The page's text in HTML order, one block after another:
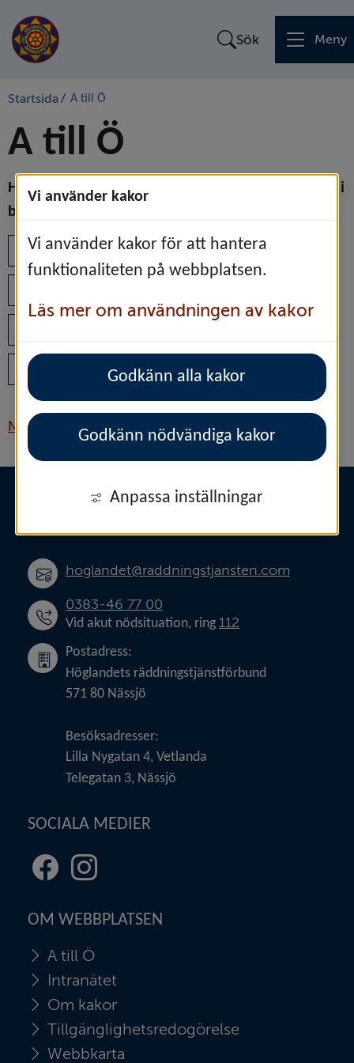
Vi använder kakor
Vi använder kakor för att hantera
funktionaliteten på webbplatsen.
Läs mer om användningen av kakor
Godkänn alla kakor
Godkänn nödvändiga kakor
Anpassa inställningar
Sök Meny
Startsida/ A till Ö
A till Ö
Här hittar du alla sidor på webbplatsen sorterade i
bokstavsordning.
A B C D E F G
R S T U V W X
Din sökning gav 1 resultat på bokstaven M
Medverkan vid evenemang
HÖGLANDETS
hoglandet@raddningstjansten.com
0383-46 77 00
Vid akut nödsituation, ring 112
Postadress:
Höglandets räddningstjänstförbund
571 80 Nässjö
Besöksadresser:
Lilla Nygatan 4, Vetlanda
Telegatan 3, Nässjö
SOCIALA MEDIER
Facebook
till
annan
öppnas
fönster)
Instagram
till
annan
öppnas
i
fönster)
OM WEBBPLATSEN
A till Ö
Intranätet
Om kakor
Tillgänglighetsredogörelse
Webbkarta